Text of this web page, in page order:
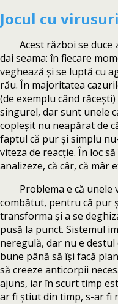
Jocul cu virusuri
Acest război se
dai seama: în fiecare
veghează și se luptă cu
rău. În majoritatea
(de exemplu când
singurel, dar sunt unele
copleșit nu neapărat de
faptul că pur și simplu
viteza de reacție. În loc
analizeze, că câr, că mâr
Problema e că
combătut, pentru că pur
transforma și a se
pusă la punct. Sistemul
neregulă, dar nu e destul
bune până să își facă
să creeze anticorpii
ajuns, iar în scurt timp
ar fi știut din timp, s-ar fi